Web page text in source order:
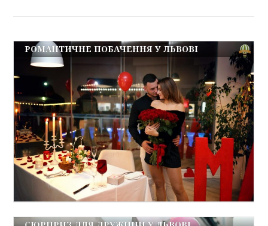
РОМАНТИЧНЕ ПОБАЧЕННЯ У ЛЬВОВІ